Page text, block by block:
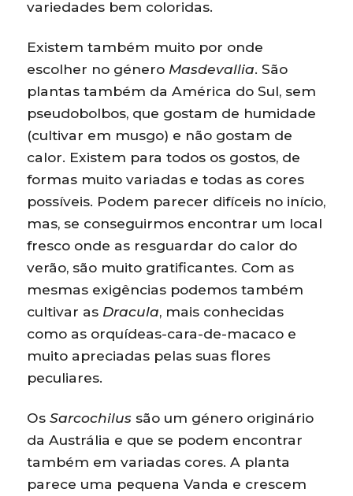
variedades bem coloridas.
Existem também muito por onde
escolher no género Masdevallia. São
plantas também da América do Sul, sem
pseudobolbos, que gostam de humidade
(cultivar em musgo) e não gostam de
calor. Existem para todos os gostos, de
formas muito variadas e todas as cores
possíveis. Podem parecer difíceis no início,
mas, se conseguirmos encontrar um local
fresco onde as resguardar do calor do
verão, são muito gratificantes. Com as
mesmas exigências podemos também
cultivar as Dracula, mais conhecidas
como as orquídeas-cara-de-macaco e
muito apreciadas pelas suas flores
peculiares.
OsSarcochilus são um género originário
da Austrália e que se podem encontrar
também em variadas cores. A planta
parece uma pequena Vanda e crescem